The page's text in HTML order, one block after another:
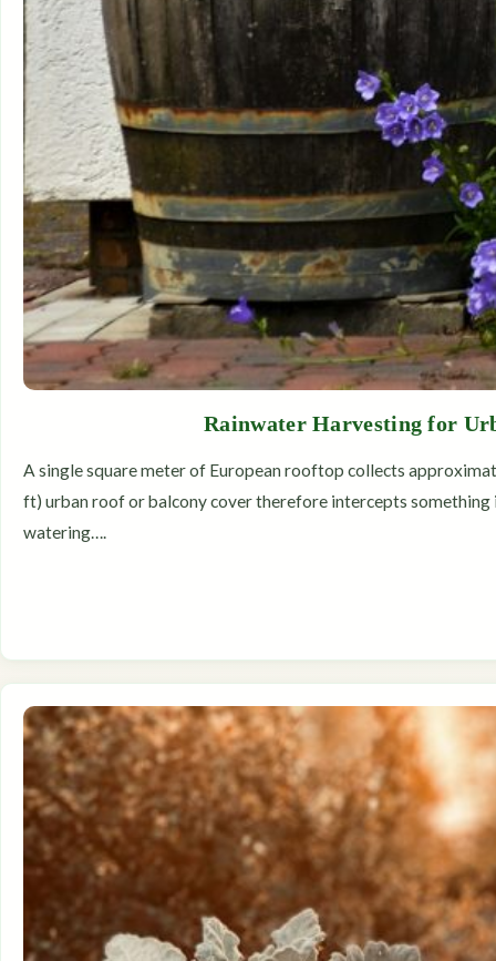
Rainwater Harvesting for
A single square meter of European rooftop collects
ft) urban roof or balcony cover therefore intercepts
watering….